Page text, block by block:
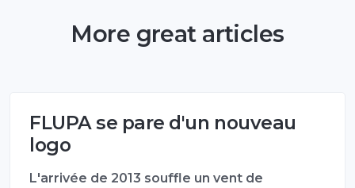
More great articles
FLUPA se pare d'un nouveau
logo
L'arrivée de 2013 souffle un vent de